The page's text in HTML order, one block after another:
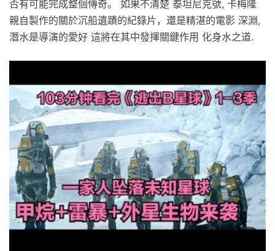
否有可能完成整個傳奇。 如果不清楚 泰坦尼克號, 卡梅隆
親自製作的關於沉船遺蹟的紀錄片，還是精湛的電影 深淵,
潛水是導演的愛好 這將在其中發揮關鍵作用 化身水之道.